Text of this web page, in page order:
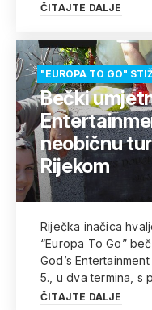
ČITAJTE DALJE
"EUROPA TO GO"
Bečki
neobičnu
Rijekom
Riječka inačica
“Europa To Go”
God’s
5., u dva termina, s
ČITAJTE DALJE